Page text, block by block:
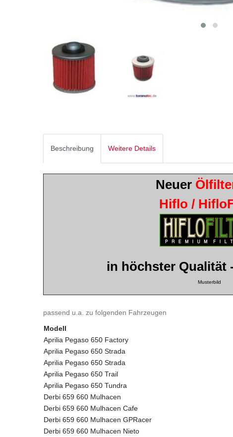
Beschreibung Weitere Details
Neuer
Hiflo /
in höchster Qualität
Musterbild
passend u.a. zu folgenden Fahrzeugen
Modell
Aprilia Pegaso 650 Factory
Aprilia Pegaso 650 Strada
Aprilia Pegaso 650 Strada
Aprilia Pegaso 650 Trail
Aprilia Pegaso 650 Tundra
Derbi 659 660 Mulhacen
Derbi 659 660 Mulhacen Cafe
Derbi 659 660 Mulhacen GPRacer
Derbi 659 660 Mulhacen Nieto